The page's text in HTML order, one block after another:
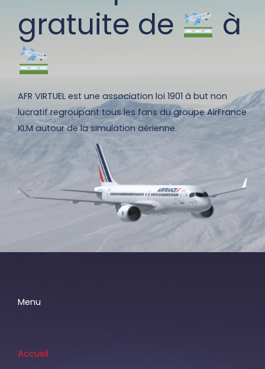
gratuite de
à
AFR VIRTUEL est une association loi 1901 à but non
lucratif regroupant tous les fans du groupe AirFrance
KLM autour de la simulation aérienne.
Menu
Accueil